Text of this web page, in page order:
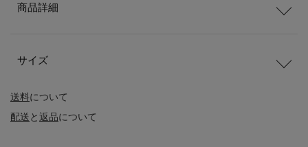
送料について
配送と返品について
商品詳細
サイズ